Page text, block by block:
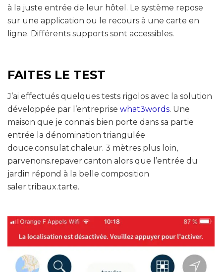
à la juste entrée de leur hôtel. Le système repose
sur une application ou le recours à une carte en
ligne. Différents supports sont accessibles.
FAITES LE TEST
J’ai effectués quelques tests rigolos avec la solution
développée par l’entreprise what3words. Une
maison que je connais bien porte dans sa partie
entrée la dénomination triangulée
douce.consulat.chaleur. 3 mètres plus loin,
parvenons.repaver.canton alors que l’entrée du
jardin répond à la belle composition
saler.tribaux.tarte.